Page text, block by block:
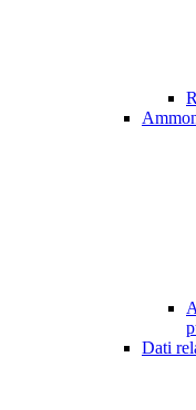
Dati